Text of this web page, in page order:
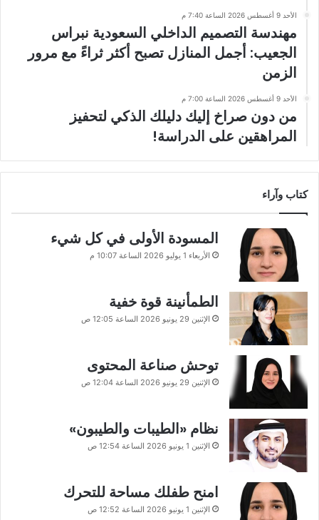
الأحد 9 أغسطس 2026 الساعة 7:40 م
مهندسة التصميم الداخلي السعودية نبراس
الجعيب: أجمل المنازل تصبح أكثر ثراءً مع مرور
الزمن
الأحد 9 أغسطس 2026 الساعة 7:00 م
من دون صراخ إليك دليلك الذكي لتحفيز
المراهقين على الدراسة!
كتاب وآراء
المسودة الأولى في كل شيء
الأربعاء 1 يوليو 2026 الساعة 10:07 م
الطمأنينة قوة خفية
الإثنين 29 يونيو 2026 الساعة 12:05 ص
توحش صناعة المحتوى
الإثنين 29 يونيو 2026 الساعة 12:04 ص
نظام «الطيبات والطيبون»
الإثنين 1 يونيو 2026 الساعة 12:54 ص
امنح طفلك مساحة للتحرك
الإثنين 1 يونيو 2026 الساعة 12:52 ص